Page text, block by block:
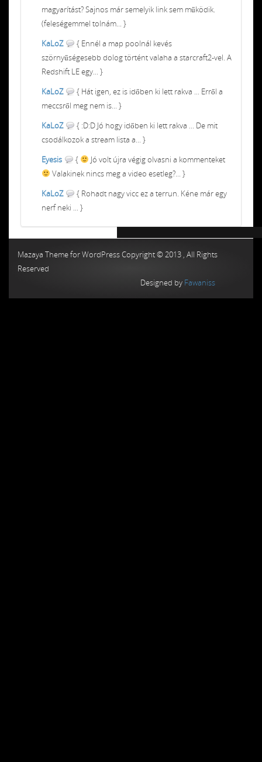
magyarítást? Sajnos már semelyik link sem működik.
(feleségemmel tolnám... }
KaLoZ
{ Ennél a map poolnál kevés
szörnyűségesebb dolog történt valaha a starcraft2-vel. A
Redshift LE egy... }
KaLoZ
{ Hát igen, ez is időben ki lett rakva ... Erről a
meccsről meg nem is... }
KaLoZ
{ :D:D Jó hogy időben ki lett rakva ... De mit
csodálkozok a stream lista a... }
Eyesis
{
Jó volt újra végig olvasni a kommenteket
Valakinek nincs meg a video esetleg?... }
KaLoZ
{ Rohadt nagy vicc ez a terrun. Kéne már egy
nerf neki ... }
Mazaya Theme for WordPress Copyright © 2013 , All Rights
Reserved
Designed by Fawaniss